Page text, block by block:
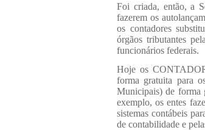
Foi criada, então, a
fazerem os
os contadores
órgãos tributantes
funcionários federais.
Hoje os
forma gratuita para
Municipais) de forma
exemplo, os entes
sistemas contábeis
de contabilidade e